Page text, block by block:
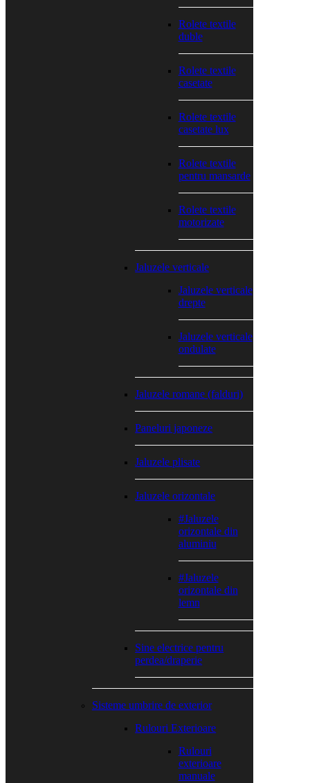
Rolete textile
duble
Rolete textile
casetate
Rolete textile
casetate lux
Rolete textile
pentru mansarde
Rolete textile
motorizate
Jaluzele verticale
Jaluzele verticale
drepte
Jaluzele verticale
ondulate
Jaluzele romane (falduri)
Paneluri japoneze
Jaluzele plisate
Jaluzele orizontale
#Jaluzele
orizontale din
aluminiu
#Jaluzele
orizontale din
lemn
Sine electrice pentru
perdea/draperie
Sisteme umbrire de exterior
Rulouri Exterioare
Rulouri
exterioare
manuale